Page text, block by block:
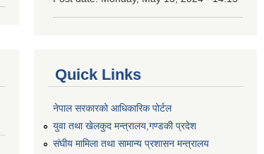
Quick Links
नेपाल सरकारको आधिकारिक पोर्टल
युवा तथा खेलकुद मन्त्रालय,गण्डकी प्रदेश
संघीय मामिला तथा सामान्य प्रशासन मन्त्रालय